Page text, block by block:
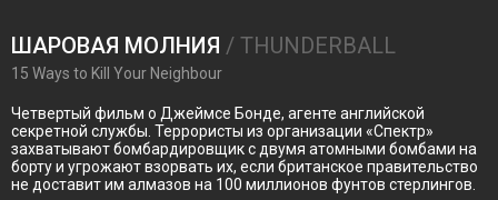
ШАРОВАЯ МОЛНИЯ / THUNDERBALL
15 Ways to Kill Your Neighbour
Четвертый фильм о Джеймсе Бонде, агенте английской
секретной службы. Террористы из организации «Спектр»
захватывают бомбардировщик с двумя атомными бомбами на
борту и угрожают взорвать их, если британское правительство
не доставит им алмазов на 100 миллионов фунтов стерлингов.